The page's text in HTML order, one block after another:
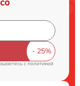
cполитикой